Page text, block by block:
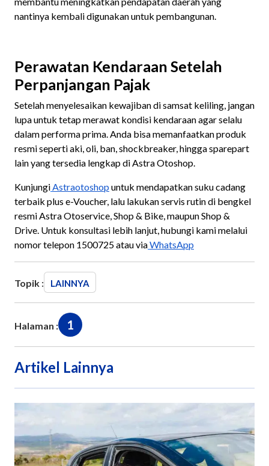
nantinya kembali digunakan untuk pembangunan.
Perawatan Kendaraan Setelah
Perpanjangan Pajak
Setelah menyelesaikan kewajiban di samsat keliling, jangan
lupa untuk tetap merawat kondisi kendaraan agar selalu
dalam performa prima. Anda bisa memanfaatkan produk
resmi seperti aki, oli, ban, shockbreaker, hingga sparepart
lain yang tersedia lengkap di Astra Otoshop.
Kunjungi Astraotoshop untuk mendapatkan suku cadang
terbaik plus e-Voucher, lalu lakukan servis rutin di bengkel
resmi Astra Otoservice, Shop & Bike, maupun Shop &
Drive. Untuk konsultasi lebih lanjut, hubungi kami melalui
nomor telepon 1500725 atau viaWhatsApp
Topik : LAINNYA
Halaman : 1
Artikel Lainnya